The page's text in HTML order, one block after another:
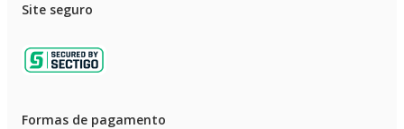
Site seguro
Formas de pagamento